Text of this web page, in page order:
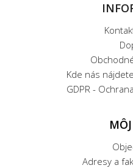
Kde nás
GDPR -
Adresy a